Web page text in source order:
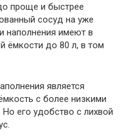
проще и быстрее
сосуд на уже
наполнения имеют в
ёмкости до 80 л, в том
является
с более низкими
его удобство с лихвой